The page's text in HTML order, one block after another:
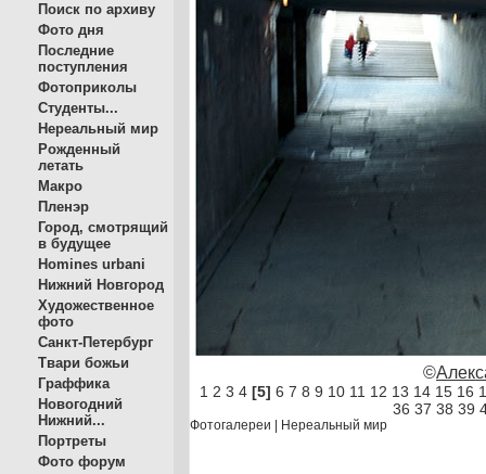
Поиск по архиву
Фото дня
Последние
поступления
Фотоприколы
Студенты...
Нереальный мир
Рожденный
летать
Макро
Пленэр
Город, смотрящий
в будущее
Homines urbani
Нижний Новгород
Художественное
фото
Санкт-Петербург
Твари божьи
Граффика
Новогодний
Нижний...
Портреты
Фото форум
©
1 2 3 4 [5] 6 7 8 9 10 11 12 13 14 15 16
36 37 38 39
Фотогалереи Нереальный мир